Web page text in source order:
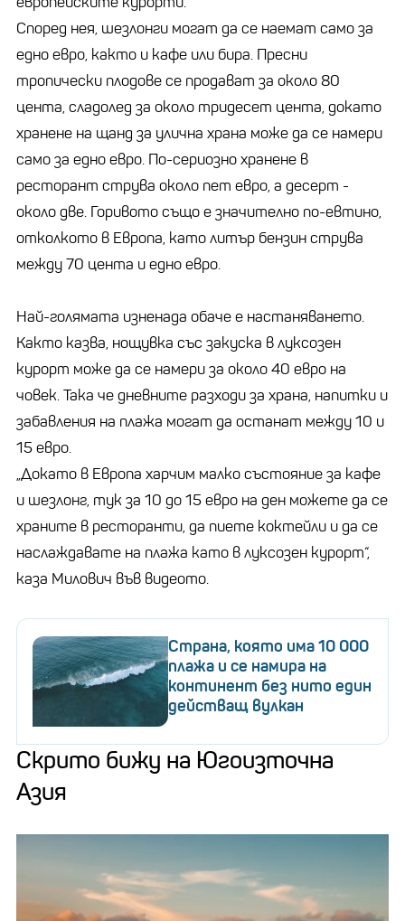
Според нея, шезлонги могат да се наемат само за
едно евро, както и кафе или бира. Пресни
тропически плодове се продават за около 80
цента, сладолед за около тридесет цента, докато
хранене на щанд за улична храна може да се намери
само за едно евро. По-сериозно хранене в
ресторант струва около пет евро, а десерт -
около две. Горивото също е значително по-евтино,
отколкото в Европа, като литър бензин струва
между 70 цента и едно евро.
Най-голямата изненада обаче е настаняването.
Както казва, нощувка със закуска в луксозен
курорт може да се намери за около 40 евро на
човек. Така че дневните разходи за храна, напитки и
забавления на плажа могат да останат между 10 и
15 евро.
„Докато в Европа харчим малко състояние за кафе
и шезлонг, тук за 10 до 15 евро на ден можете да се
храните в ресторанти, да пиете коктейли и да се
наслаждавате на плажа като в луксозен курорт“,
каза Милович във видеото.
Страна, която има 10 000
плажа и се намира на
континент без нито един
действащ вулкан
Скрито бижу на Югоизточна
Азия